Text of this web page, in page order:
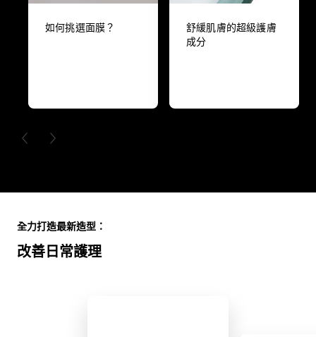
如何挑選面膜？
舒緩肌膚的超級護膚
成分
PREVIOUS CARD
NEXT CARD
改善日常護理
全力打造最新造型：